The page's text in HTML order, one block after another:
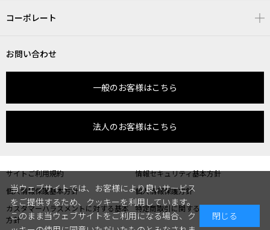
コーポレート
お問い合わせ
一般のお客様はこちら
法人のお客様はこちら
サイトご利用規約
情報セキュリティ基本方針
個人情報保護基本方針
個人情報保護方針
カスタマーハラスメントに対する基本
方針
特定商取引に関する表記
当ウェブサイトでは、お客様により良いサービス
をご提供するため、クッキーを利用しています。
このまま当ウェブサイトをご利用になる場合、ク
閉じる